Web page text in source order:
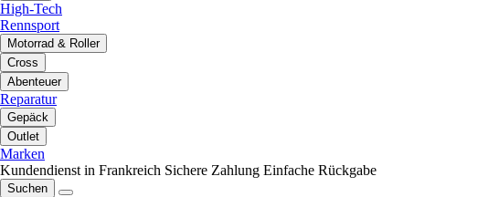
High-Tech
Rennsport
Motorrad & Roller
Cross
Abenteuer
Reparatur
Gepäck
Outlet
Marken
Kundendienst in Frankreich Sichere Zahlung Einfache Rückgabe
Suchen